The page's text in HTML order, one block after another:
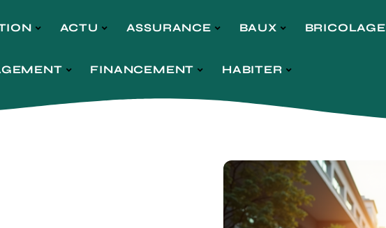
ACTU ASSURANCE BAUX BRICOLAGE
FINANCEMENT HABITER